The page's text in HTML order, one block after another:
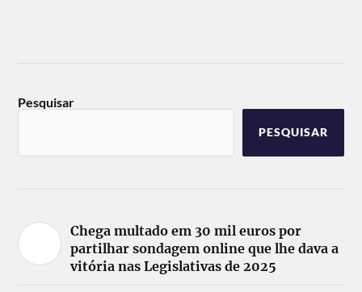
Pesquisar
PESQUISAR
Chega multado em 30 mil euros por
partilhar sondagem online que lhe dava a
vitória nas Legislativas de 2025